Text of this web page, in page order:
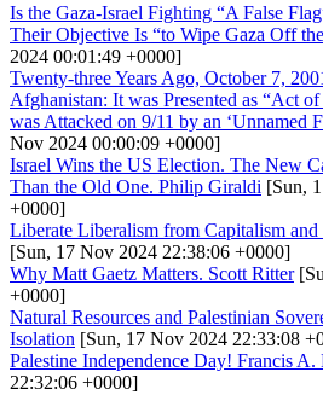
Is the Gaza-Israel Fighting “A False
Their Objective Is “to Wipe Gaza Off
2024 00:01:49 +0000]
Twenty-three Years Ago, October 7,
Afghanistan: It was Presented as “Act
was Attacked on 9/11 by an ‘Unnamed
Nov 2024 00:00:09 +0000]
Israel Wins the US Election. The New
Than the Old One. Philip Giraldi [Sun,
+0000]
Liberate Liberalism from Capitalism
[Sun, 17 Nov 2024 22:38:06 +0000]
Why Matt Gaetz Matters. Scott Ritter
+0000]
Natural Resources and Palestinian
Isolation [Sun, 17 Nov 2024 22:33:08
Palestine Independence Day! Francis A.
22:32:06 +0000]